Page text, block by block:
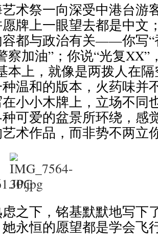
术祭一向深受中港台游
牌上一眼望去都是中文
容都与政治有关——你写“
察加油”；你说“光复XX”
上，就像是两拨人在
温和的版本，火药味并
小小木牌上，立场不同
可爱的盆景所环绕，感
术作品，而非势不两立
虑之下，铭基默默地写
她永恒的愿望都是学会